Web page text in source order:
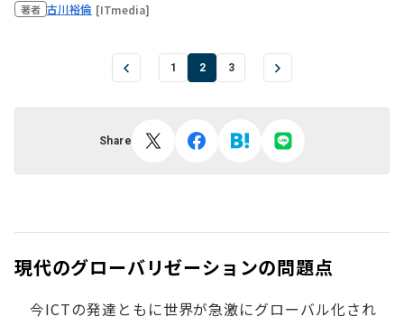
著者 古川裕倫 [ITmedia]
1 2 3
Share
現代のグローバリゼーションの問題点
今ICTの発達ともに世界が急激にグローバル化され